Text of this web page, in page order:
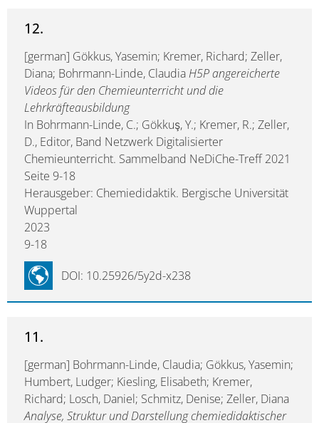
12.
[german] Gökkus, Yasemin; Kremer, Richard; Zeller,
Diana; Bohrmann-Linde, ClaudiaH5P angereicherte
Videos für den Chemieunterricht und die
Lehrkräfteausbildung
In Bohrmann-Linde, C.; Gökkuş, Y.; Kremer, R.; Zeller,
D., Editor, Band Netzwerk Digitalisierter
Chemieunterricht. Sammelband NeDiChe-Treff 2021
Seite 9-18
Herausgeber: Chemiedidaktik. Bergische Universität
Wuppertal
2023
9-18
DOI: 10.25926/5y2d-x238
11.
[german] Bohrmann-Linde, Claudia; Gökkus, Yasemin;
Humbert, Ludger; Kiesling, Elisabeth; Kremer,
Richard; Losch, Daniel; Schmitz, Denise; Zeller, Diana
Analyse, Struktur und Darstellung chemiedidaktischer